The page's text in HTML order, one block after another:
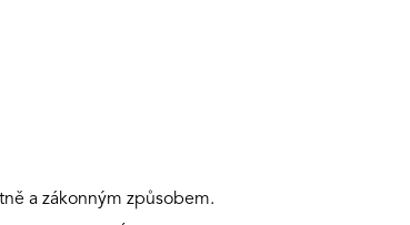
a zákonným způsobem.